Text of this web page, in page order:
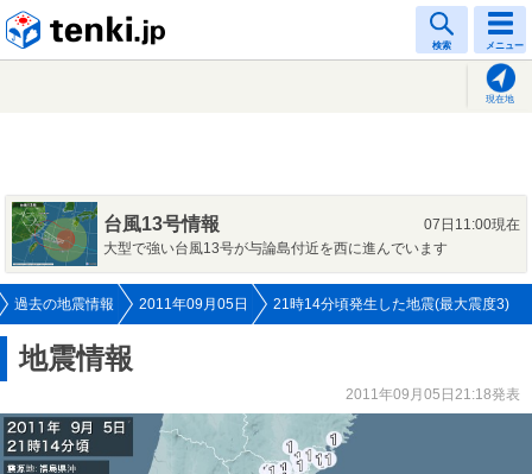
検索 メニュー
現在地
台風13号情報
07日11:00現在
大型で強い台風13号が与論島付近を西に進んでいます
過去の地震情報 2011年09月05日 21時14分頃発生した地震(最大震度3)
地震情報
2011年09月05日21:18発表